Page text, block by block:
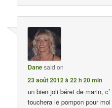
Danesaid on
23 août 2012 à 22 h 20 min
un bien joli béret de marin,
touchera le pompon pour